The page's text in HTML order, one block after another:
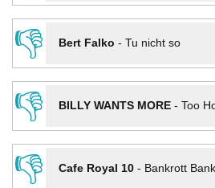
👎
Bert Falko - Tu nicht so
👎
BILLY WANTS MORE- Too
👎
Cafe Royal 10- Bankrott